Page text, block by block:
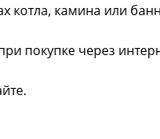
котла, камина или
покупке через